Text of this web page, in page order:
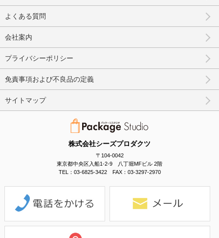
株式会社シーズプロダクツ
〒104-0042
東京都中央区入船1-2-9 八丁堀MFビル 2階
TEL：03-6825-3422 FAX：03-3297-2970
よくある質問
会社案内
プライバシーポリシー
免責事項および不良品の定義
サイトマップ